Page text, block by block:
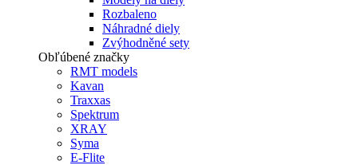
Rozbaleno
Náhradné diely
Zvýhodněné sety
Obľúbené značky
RMT models
Kavan
Traxxas
Spektrum
XRAY
Syma
E-Flite